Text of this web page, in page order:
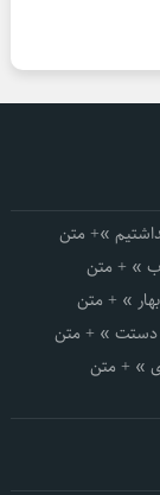
»+ متن
» + متن
» + متن
دستت » + متن
» + متن